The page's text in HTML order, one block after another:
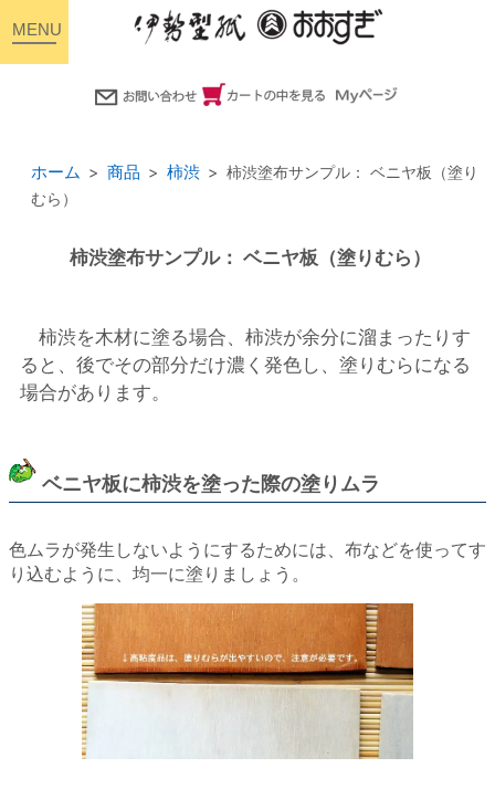
ホーム 商品 柿渋
柿渋塗布サンプル： ベニヤ板（塗り
むら）
柿渋塗布サンプル： ベニヤ板（塗りむら）
柿渋を木材に塗る場合、柿渋が余分に溜まったりす
ると、後でその部分だけ濃く発色し、塗りむらになる
場合があります。
ベニヤ板に柿渋を塗った際の塗りムラ
色ムラが発生しないようにするためには、布などを使ってす
り込むように、均一に塗りましょう。
toggle
navigation